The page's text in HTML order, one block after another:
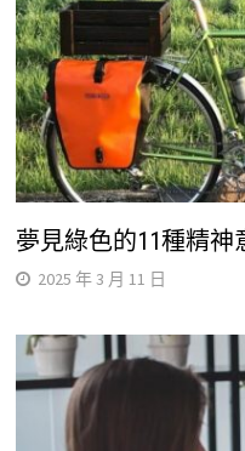
夢見綠色的11種精神
2025 年 3 月 11 日